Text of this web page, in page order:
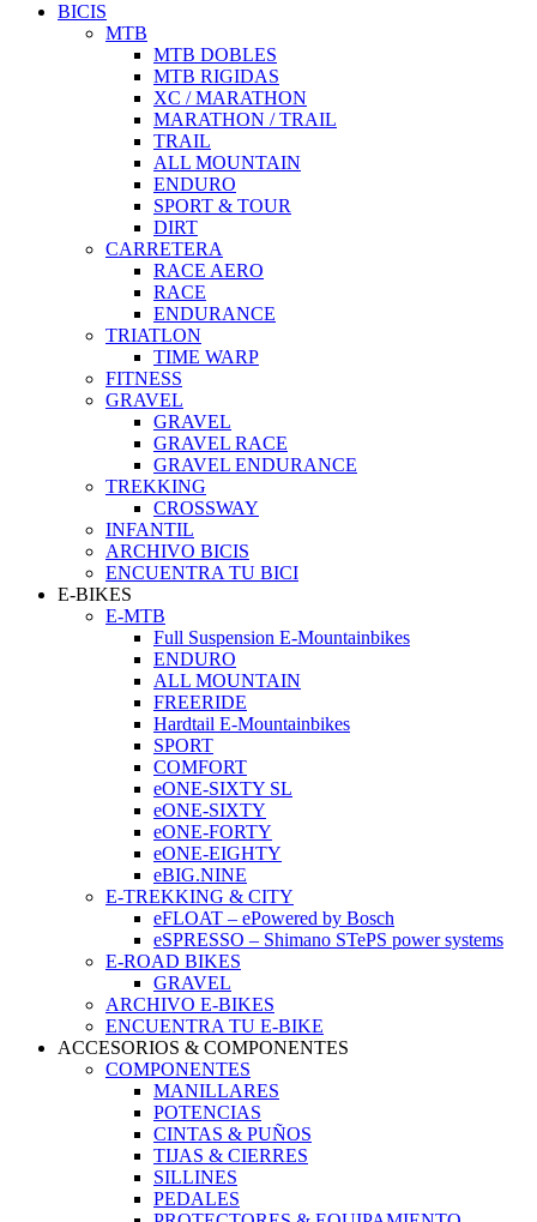
BICIS
MTB
MTB DOBLES
MTB RIGIDAS
XC / MARATHON
MARATHON / TRAIL
TRAIL
ALL MOUNTAIN
ENDURO
SPORT & TOUR
DIRT
CARRETERA
RACE AERO
RACE
ENDURANCE
TRIATLON
TIME WARP
FITNESS
GRAVEL
GRAVEL
GRAVEL RACE
GRAVEL ENDURANCE
TREKKING
CROSSWAY
INFANTIL
ARCHIVO BICIS
ENCUENTRA TU BICI
E-BIKES
E-MTB
Full Suspension E-Mountainbikes
ENDURO
ALL MOUNTAIN
FREERIDE
Hardtail E-Mountainbikes
SPORT
COMFORT
eONE-SIXTY SL
eONE-SIXTY
eONE-FORTY
eONE-EIGHTY
eBIG.NINE
E-TREKKING & CITY
eFLOAT – ePowered by Bosch
eSPRESSO – Shimano STePS power systems
E-ROAD BIKES
GRAVEL
ARCHIVO E-BIKES
ENCUENTRA TU E-BIKE
ACCESORIOS & COMPONENTES
COMPONENTES
MANILLARES
POTENCIAS
CINTAS & PUÑOS
TIJAS & CIERRES
SILLINES
PEDALES